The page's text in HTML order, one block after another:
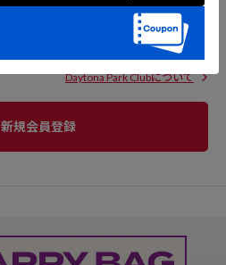
Daytona Park Clubについて
新規会員登録